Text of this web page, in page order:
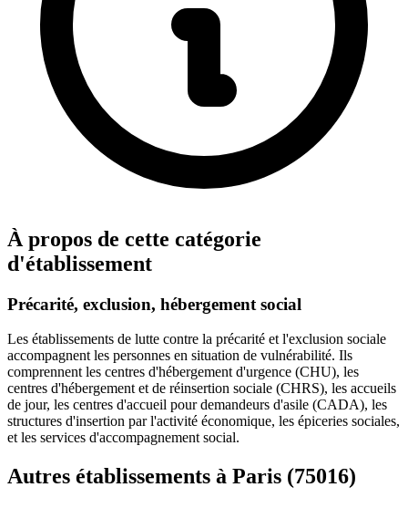
À propos de cette catégorie
d'établissement
Précarité, exclusion, hébergement social
Les établissements de lutte contre la précarité et l'exclusion sociale
accompagnent les personnes en situation de vulnérabilité. Ils
comprennent les centres d'hébergement d'urgence (CHU), les
centres d'hébergement et de réinsertion sociale (CHRS), les accueils
de jour, les centres d'accueil pour demandeurs d'asile (CADA), les
structures d'insertion par l'activité économique, les épiceries sociales,
et les services d'accompagnement social.
Autres établissements à Paris (75016)